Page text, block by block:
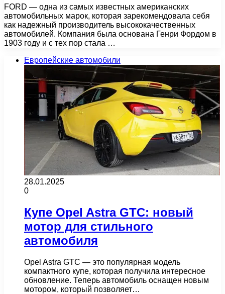
FORD — одна из самых известных американских
автомобильных марок, которая зарекомендовала себя
как надежный производитель высококачественных
автомобилей. Компания была основана Генри Фордом в
1903 году и с тех пор стала …
Европейские автомобили
28.01.2025
0
Купе Opel Astra GTC: новый
мотор для стильного
автомобиля
Opel Astra GTC — это популярная модель
компактного купе, которая получила интересное
обновление. Теперь автомобиль оснащен новым
мотором, который позволяет…